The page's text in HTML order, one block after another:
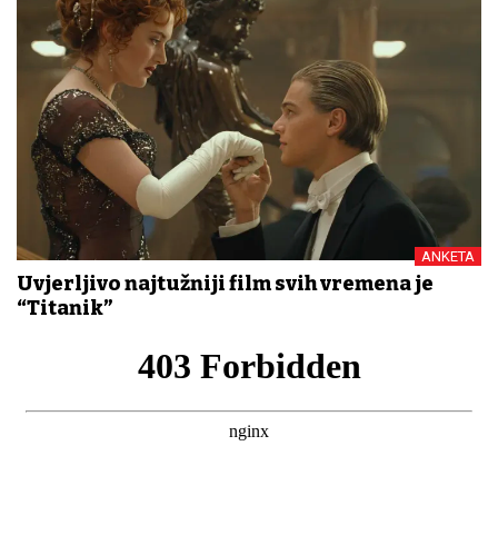
ANKETA
Uvjerljivo najtužniji film svih vremena je
“Titanik”